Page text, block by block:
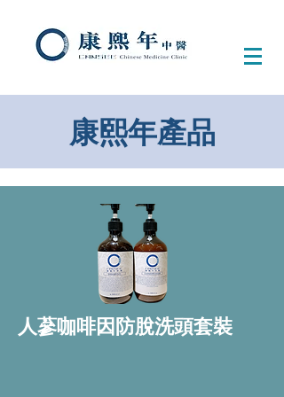
康熙年產品
人蔘咖啡因防脫洗頭套裝